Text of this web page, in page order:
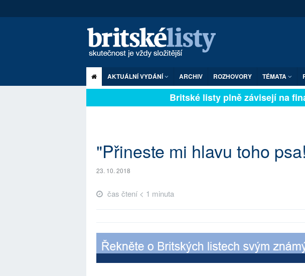
AKTUÁLNÍ VYDÁNÍ ARCHIV ROZHOVORY TÉMATA
Britské listy plně závisejí na
"Přineste mi hlavu toho
23. 10. 2018
čas čtení < 1 minuta